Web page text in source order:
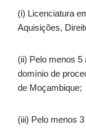
(i) Licenciatura
Aquisições,
(ii) Pelo menos
domínio de
de Moçambique;
(iii) Pelo menos